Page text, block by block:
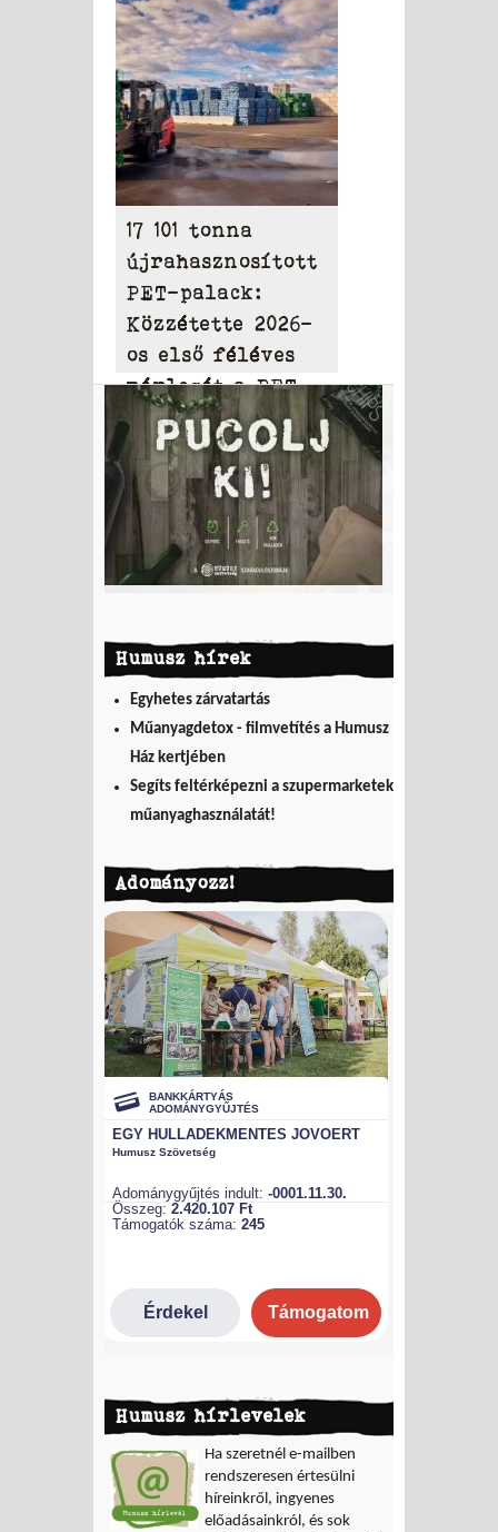
elérheti a 31,95
milliárd dollárt
17 101 tonna
újrahasznosított
PET-palack:
Közzétette 2026-
os első féléves
mérlegét a PET
to PET
Humusz hírek
Egyhetes zárvatartás
Műanyagdetox - filmvetítés a Humusz
Ház kertjében
Segíts feltérképezni a szupermarketek
műanyaghasználatát!
Adományozz!
Humusz hírlevelek
Ha szeretnél e-mailben
rendszeresen értesülni
híreinkről, ingyenes
előadásainkról, és sok